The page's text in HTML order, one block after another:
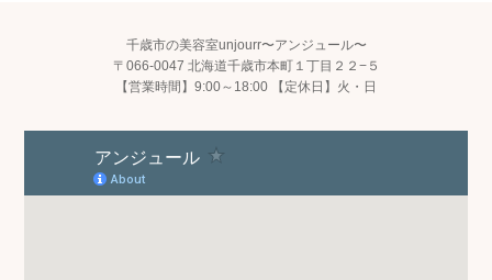
千歳市の美容室unjourr〜アンジュール〜
〒066-0047 北海道千歳市本町１丁目２２−５
【営業時間】9:00～18:00 【定休日】火・日